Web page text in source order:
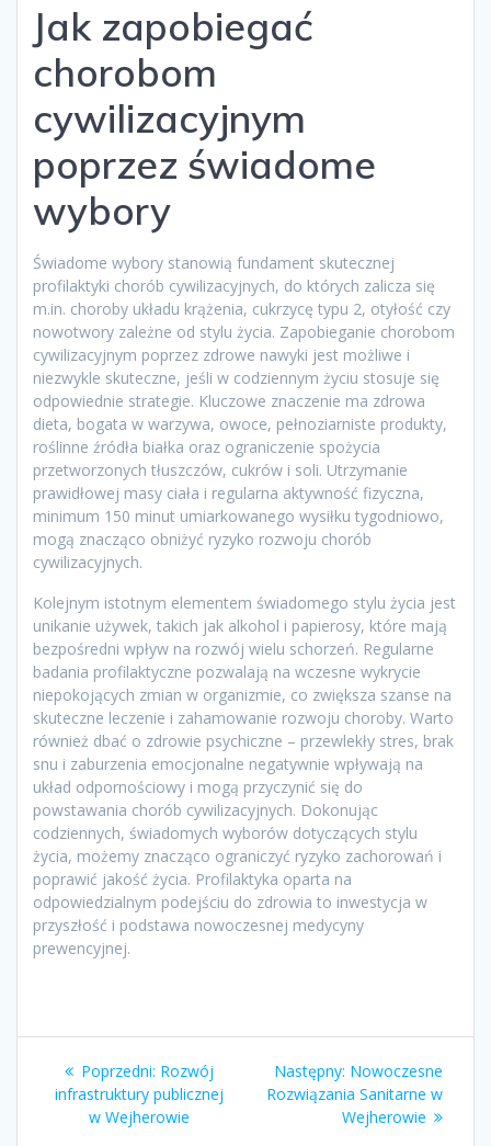
Jak zapobiegać
chorobom
cywilizacyjnym
poprzez świadome
wybory
Świadome wybory stanowią fundament skutecznej
profilaktyki chorób cywilizacyjnych, do których zalicza się
m.in. choroby układu krążenia, cukrzycę typu 2, otyłość czy
nowotwory zależne od stylu życia. Zapobieganie chorobom
cywilizacyjnym poprzez zdrowe nawyki jest możliwe i
niezwykle skuteczne, jeśli w codziennym życiu stosuje się
odpowiednie strategie. Kluczowe znaczenie ma zdrowa
dieta, bogata w warzywa, owoce, pełnoziarniste produkty,
roślinne źródła białka oraz ograniczenie spożycia
przetworzonych tłuszczów, cukrów i soli. Utrzymanie
prawidłowej masy ciała i regularna aktywność fizyczna,
minimum 150 minut umiarkowanego wysiłku tygodniowo,
mogą znacząco obniżyć ryzyko rozwoju chorób
cywilizacyjnych.
Kolejnym istotnym elementem świadomego stylu życia jest
unikanie używek, takich jak alkohol i papierosy, które mają
bezpośredni wpływ na rozwój wielu schorzeń. Regularne
badania profilaktyczne pozwalają na wczesne wykrycie
niepokojących zmian w organizmie, co zwiększa szanse na
skuteczne leczenie i zahamowanie rozwoju choroby. Warto
również dbać o zdrowie psychiczne – przewlekły stres, brak
snu i zaburzenia emocjonalne negatywnie wpływają na
układ odpornościowy i mogą przyczynić się do
powstawania chorób cywilizacyjnych. Dokonując
codziennych, świadomych wyborów dotyczących stylu
życia, możemy znacząco ograniczyć ryzyko zachorowań i
poprawić jakość życia. Profilaktyka oparta na
odpowiedzialnym podejściu do zdrowia to inwestycja w
przyszłość i podstawa nowoczesnej medycyny
prewencyjnej.
Nawigacja
wpisu
Poprzedni: Poprzedni
wpis:
Rozwój
infrastruktury publicznej
w Wejherowie
Następny: Następny
wpis:
Nowoczesne
Rozwiązania Sanitarne w
Wejherowie